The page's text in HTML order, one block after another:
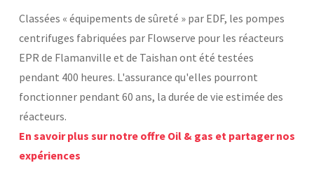
Laboratoires communs
Carnot
Fondation Cetim
Publications scientifiques
Librairie
AGRÉMENTS ET RECONNAISSANCES QSE
Certifications qualité
Cofrac Étalonnage
MASE
Notifications CE
Agréments internationaux
Agrément ministériel
QUI SOMMES-NOUS ?
Le Cetim en bref
Nos valeurs
Classées « équipements de sûreté » par EDF, les pompes
centrifuges fabriquées par Flowserve pour les réacteurs
EPR de Flamanville et de Taishan ont été testées
pendant 400 heures. L'assurance qu'elles pourront
fonctionner pendant 60 ans, la durée de vie estimée des
réacteurs.
En savoir plus sur notre offre Oil & gas et partager nos
expériences